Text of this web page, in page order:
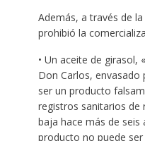
Además, a través de
prohibió la
• Un aceite de girasol,
Don Carlos, envasado
ser un producto
registros sanitarios de
baja hace más de
producto no puede